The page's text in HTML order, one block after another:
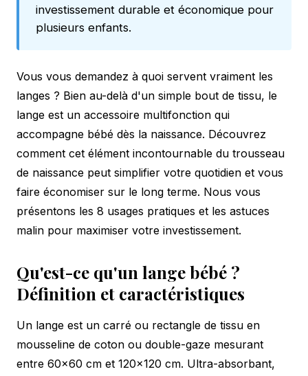
investissement durable et économique pour
plusieurs enfants.
Vous vous demandez à quoi servent vraiment les
langes ? Bien au-delà d'un simple bout de tissu, le
lange est un accessoire multifonction qui
accompagne bébé dès la naissance. Découvrez
comment cet élément incontournable du trousseau
de naissance peut simplifier votre quotidien et vous
faire économiser sur le long terme. Nous vous
présentons les 8 usages pratiques et les astuces
malin pour maximiser votre investissement.
Qu'est-ce qu'un lange bébé ?
Définition et caractéristiques
Un lange est un carré ou rectangle de tissu en
mousseline de coton ou double-gaze mesurant
entre 60×60 cm et 120×120 cm. Ultra-absorbant,